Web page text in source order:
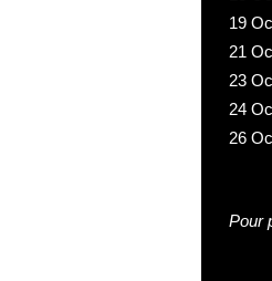
19
21
23
24
26
Pour